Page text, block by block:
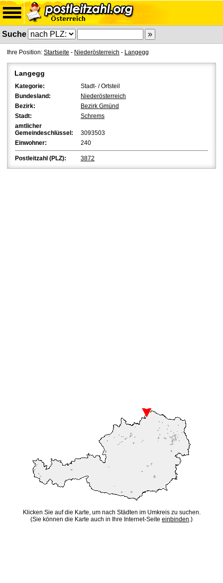
Suche
Ihre Position: Startseite - Niederösterreich - Langegg
Langegg
Kategorie:
Stadt- / Ortsteil
Bundesland:
Niederösterreich
Bezirk:
Bezirk Gmünd
Stadt:
Schrems
amtlicher
Gemeindeschlüssel:
3093503
Einwohner:
240
Postleitzahl (PLZ): 3872
Klicken Sie auf die Karte, um nach Städten im Umkreis zu suchen.
(Sie können die Karte auch in Ihre Internet-Seite einbinden.)